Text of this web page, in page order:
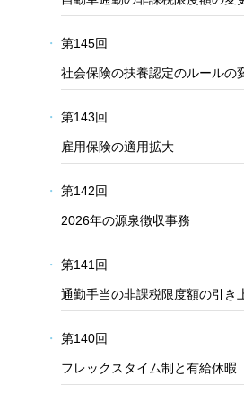
第145回
社会保険の扶養認定のルールの
第143回
雇用保険の適用拡大
第142回
2026年の源泉徴収事務
第141回
通勤手当の非課税限度額の引き
第140回
フレックスタイム制と有給休暇